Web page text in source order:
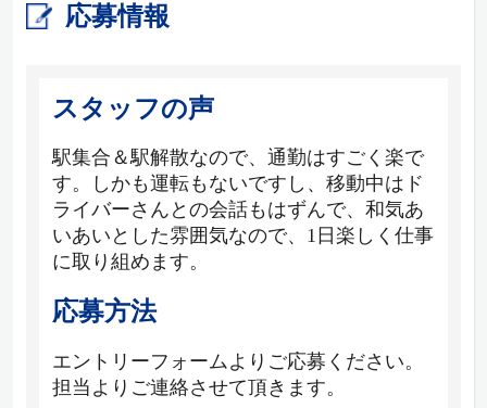
応募情報
スタッフの声
駅集合＆駅解散なので、通勤はすごく楽で
す。しかも運転もないですし、移動中はド
ライバーさんとの会話もはずんで、和気あ
いあいとした雰囲気なので、1日楽しく仕事
に取り組めます。
応募方法
エントリーフォームよりご応募ください。
担当よりご連絡させて頂きます。